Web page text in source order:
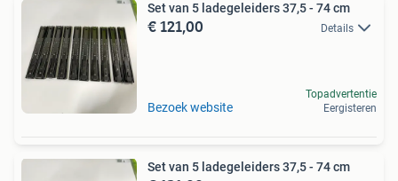
Set van 5 ladegeleiders 37,5 - 74 cm
€ 121,00 Details
Bezoek website
Topadvertentie
Eergisteren
Set van 5 ladegeleiders 37,5 - 74 cm